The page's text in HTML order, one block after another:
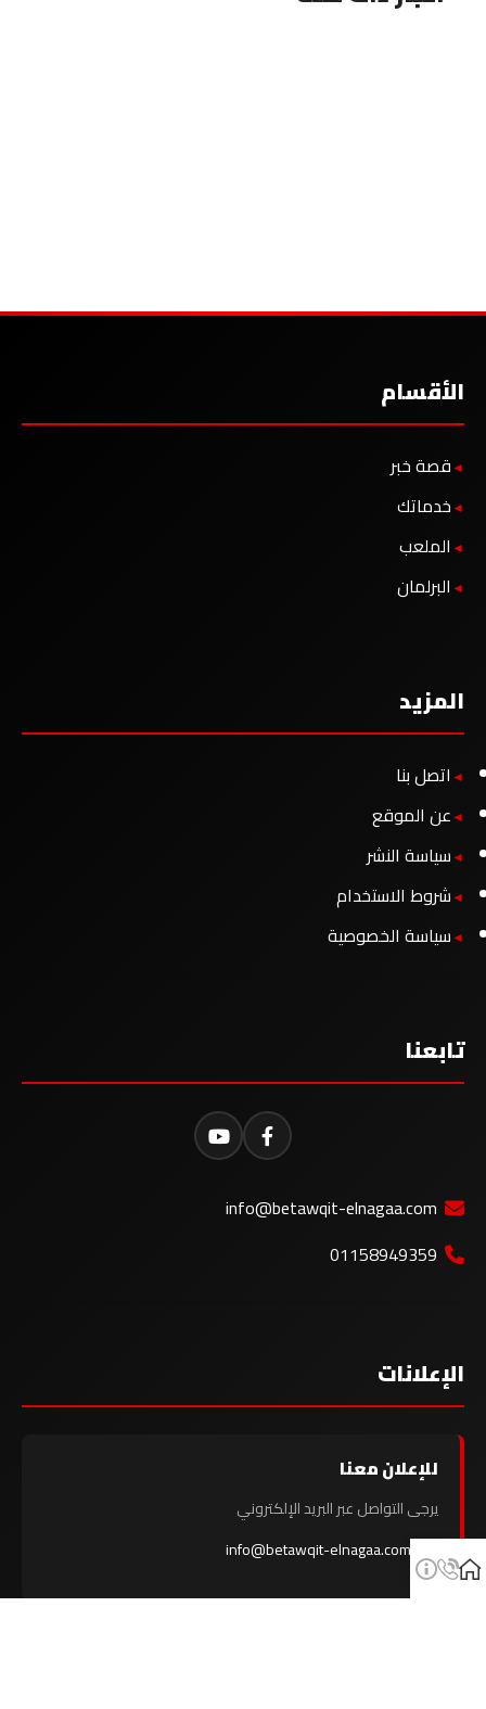
الأقسام
قصة خبر
خدماتك
الملعب
البرلمان
المزيد
اتصل بنا
عن الموقع
سياسة النشر
شروط الاستخدام
سياسة الخصوصية
تابعنا
info@betawqit-elnagaa.com
01158949359
الإعلانات
للإعلان معنا
يرجى التواصل عبر البريد الإلكتروني
info@betawqit-elnagaa.com